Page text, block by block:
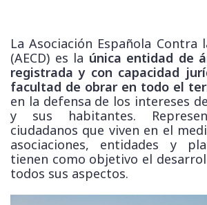
La Asociación Española Contra
(AECD) es la única entidad de
registrada y con capacidad
facultad de obrar en todo el
en la defensa de los intereses
y sus habitantes.
ciudadanos que viven en el
asociaciones, entidades y
tienen como objetivo el
todos sus aspectos.